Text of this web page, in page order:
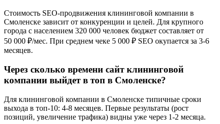
Стоимость SEO-продвижения клининговой компании в
Смоленске зависит от конкуренции и целей. Для крупного
города с населением 320 000 человек бюджет составляет от
50 000 ₽/мес. При среднем чеке 5 000 ₽ SEO окупается за 3-6
месяцев.
Через сколько времени сайт клининговой
компании выйдет в топ в Смоленске?
Для клининговой компании в Смоленске типичные сроки
выхода в топ-10: 4-8 месяцев. Первые результаты (рост
позиций, увеличение трафика) видны уже через 1-2 месяца.